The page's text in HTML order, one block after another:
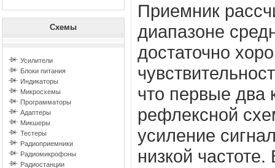
Схемы
Усилители
Блоки питания
Индикаторы
Микросхемы
Программаторы
Адаптеры
Микшеры
Тестеры
Радиоприемники
Радиомикрофоны
Радиостанции
Приемник
диапазоне
достаточно
что первые два
рефлексной
усиление
низкой